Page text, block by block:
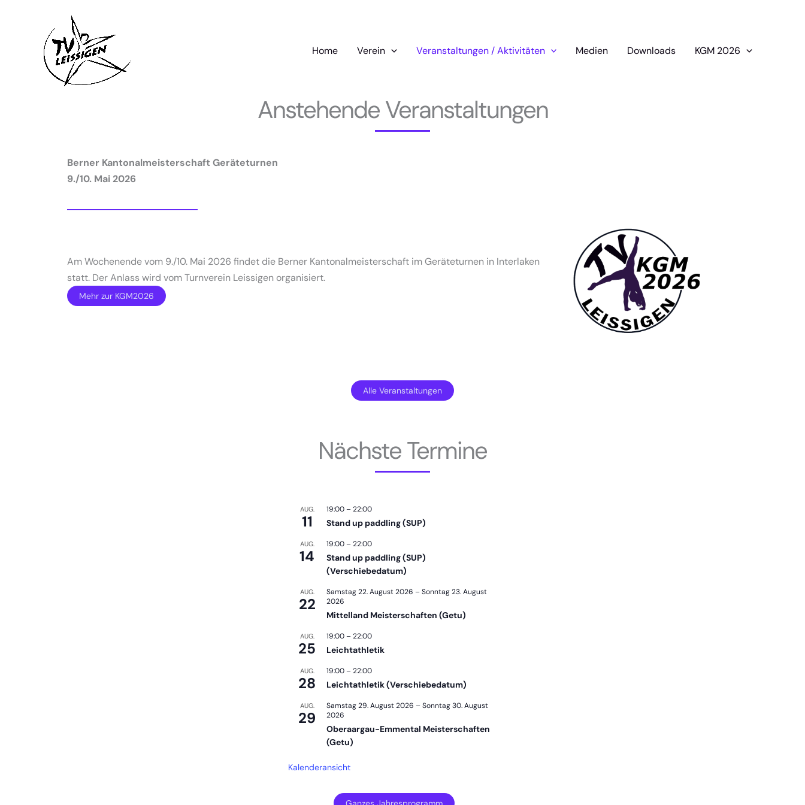
Home Verein Veranstaltungen / Aktivitäten Medien Downloads KGM 2026
Anstehende Veranstaltungen
Berner Kantonalmeisterschaft Geräteturnen
9./10. Mai 2026
Am Wochenende vom 9./10. Mai 2026 findet die Berner Kantonalmeisterschaft im Geräteturnen in Interlaken
statt. Der Anlass wird vom Turnverein Leissigen organisiert.
Mehr zur KGM2026
Alle Veranstaltungen
Nächste Termine
AUG.
11
19:00–22:00
Stand up paddling (SUP)
AUG.
14
19:00–22:00
Stand up paddling (SUP)
(Verschiebedatum)
AUG.
22
Samstag 22. August 2026 –Sonntag 23. August
2026
Mittelland Meisterschaften (Getu)
AUG.
25
19:00–22:00
Leichtathletik
AUG.
28
19:00–22:00
Leichtathletik (Verschiebedatum)
AUG.
29
Samstag 29. August 2026 –Sonntag 30. August
2026
Oberaargau-Emmental Meisterschaften
(Getu)
Kalenderansicht